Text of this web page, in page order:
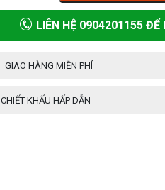
LIÊN HỆ 0904201155 ĐỂ
GIAO HÀNG MIỄN PHÍ
CHIẾT KHẤU HẤP DẪN